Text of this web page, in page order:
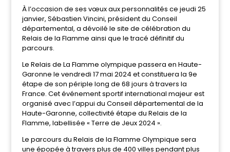
À l’occasion de ses vœux aux personnalités ce jeudi 25
janvier, Sébastien Vincini, président du Conseil
départemental, a dévoilé le site de célébration du
Relais de la Flamme ainsi que le tracé définitif du
parcours.
Le Relais de La Flamme olympique passera en Haute-
Garonne le vendredi 17 mai 2024 et constituera la 9e
étape de son périple long de 68 jours à travers la
France. Cet événement sportif international majeur est
organisé avec l’appui du Conseil départemental de la
Haute-Garonne, collectivité étape du Relais de la
Flamme, labellisée « Terre de Jeux 2024 ».
Le parcours du Relais de la Flamme Olympique sera
une épopée à travers plus de 400 villes pendant plus